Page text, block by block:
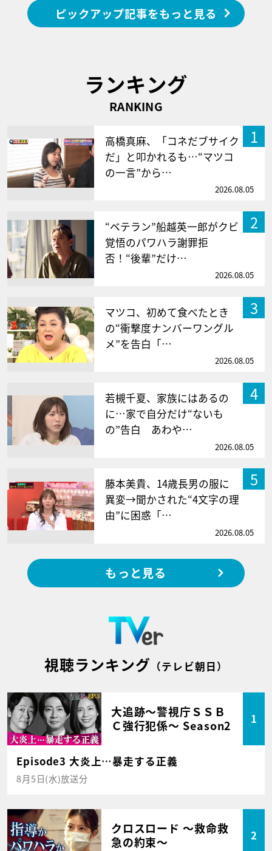
ピックアップ記事をもっと見る
ランキング
RANKING
1
高橋真麻、「コネだブサイク
だ」と叩かれるも…“マツコ
の一言”から…
2026.08.05
2
“ベテラン”船越英一郎がクビ
覚悟のパワハラ謝罪拒
否！“後輩”だけ…
2026.08.05
3
マツコ、初めて食べたとき
の“衝撃度ナンバーワングル
メ”を告白「…
2026.08.05
4
若槻千夏、家族にはあるの
に…家で自分だけ“ないも
の”告白 あわや…
2026.08.05
5
藤本美貴、14歳長男の服に
異変→聞かされた“4文字の理
由”に困惑「…
2026.08.05
もっと見る
視聴ランキング （テレビ朝日）
大追跡～警視庁ＳＳＢ
Ｃ強行犯係～ Season2
1
Episode3 大炎上…暴走する正義
8月5日(水)放送分
クロスロード ～救命救
急の約束～
2